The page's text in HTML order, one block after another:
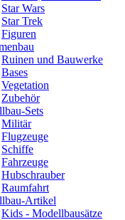
Star Wars
Star Trek
Figuren
Ruinen und Bauwerke
Bases
Vegetation
Zubehör
Sets
Militär
Flugzeuge
Schiffe
Fahrzeuge
Hubschrauber
Raumfahrt
Artikel
Kids - Modellbausätze